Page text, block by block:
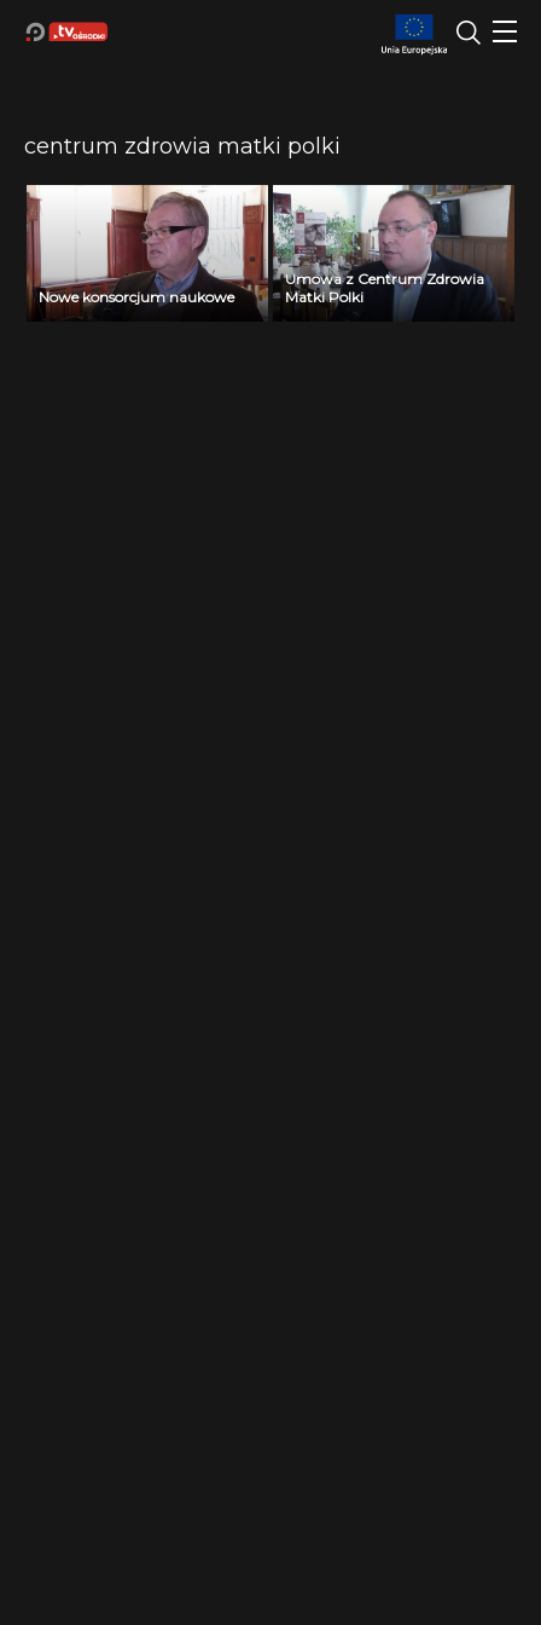
centrum zdrowia matki polki
Nowe konsorcjum naukowe
Umowa z Centrum Zdrowia
Matki Polki